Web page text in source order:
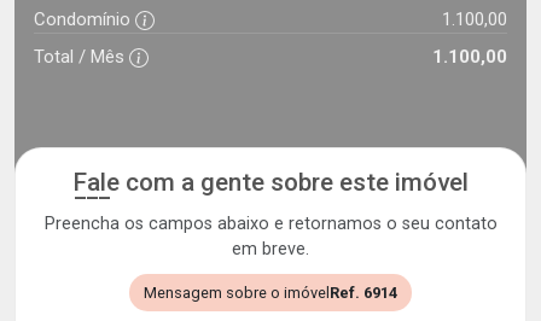
Condomínio
1.100,00
Total / Mês
1.100,00
Fale com a gente sobre este imóvel
Preencha os campos abaixo e retornamos o seu contato
em breve.
Mensagem sobre o imóvel Ref. 6914